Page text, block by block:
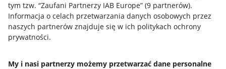
tym tzw. “Zaufani Partnerzy IAB Europe” (9 partnerów).
Informacja o celach przetwarzania danych osobowych przez
naszych partnerów znajduje się w ich politykach ochrony
prywatności.
My i nasi partnerzy możemy przetwarzać dane personalne
Przydatne informacje
Jak to działa